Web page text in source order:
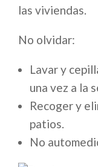
las viviendas.
No olvidar:
Lavar y
una vez a la
Recoger y
patios.
No